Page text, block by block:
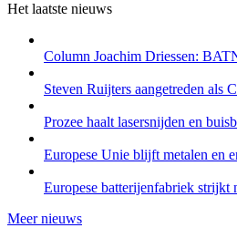
Het laatste nieuws
Column Joachim Driessen:
Steven Ruijters aangetreden als
Prozee haalt lasersnijden en
Europese Unie blijft metalen en
Europese batterijenfabriek strijkt
Meer nieuws